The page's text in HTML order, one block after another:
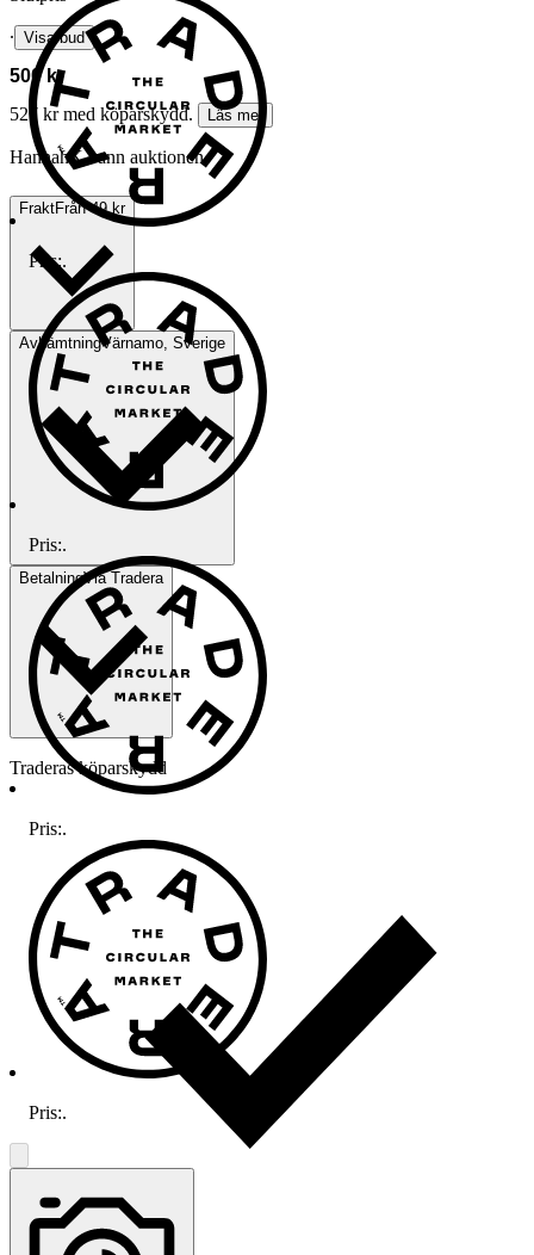
∙ Visa bud
500 kr
527 kr med köparskydd.
Läs mer
HannahK vann auktionen
FraktFrån 49 kr
AvhämtningVärnamo, Sverige
BetalningVia Tradera
Traderas köparskydd
Pris:.
Pris:.
Pris:.
Pris:.